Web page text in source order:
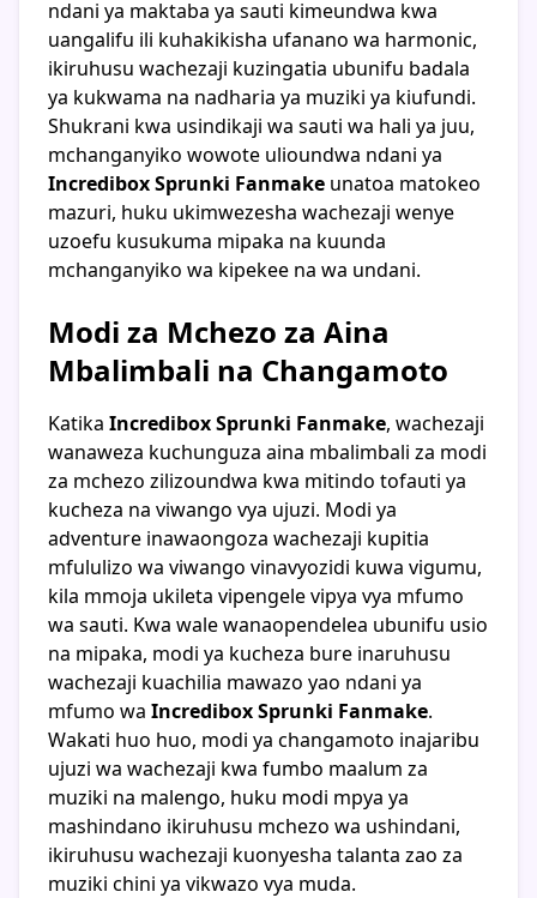
ndani ya maktaba ya sauti kimeundwa kwa
uangalifu ili kuhakikisha ufanano wa harmonic,
ikiruhusu wachezaji kuzingatia ubunifu badala
ya kukwama na nadharia ya muziki ya kiufundi.
Shukrani kwa usindikaji wa sauti wa hali ya juu,
mchanganyiko wowote ulioundwa ndani ya
Incredibox Sprunki Fanmake unatoa matokeo
mazuri, huku ukimwezesha wachezaji wenye
uzoefu kusukuma mipaka na kuunda
mchanganyiko wa kipekee na wa undani.
Modi za Mchezo za Aina
Mbalimbali na Changamoto
Katika Incredibox Sprunki Fanmake, wachezaji
wanaweza kuchunguza aina mbalimbali za modi
za mchezo zilizoundwa kwa mitindo tofauti ya
kucheza na viwango vya ujuzi. Modi ya
adventure inawaongoza wachezaji kupitia
mfululizo wa viwango vinavyozidi kuwa vigumu,
kila mmoja ukileta vipengele vipya vya mfumo
wa sauti. Kwa wale wanaopendelea ubunifu usio
na mipaka, modi ya kucheza bure inaruhusu
wachezaji kuachilia mawazo yao ndani ya
mfumo wa Incredibox Sprunki Fanmake.
Wakati huo huo, modi ya changamoto inajaribu
ujuzi wa wachezaji kwa fumbo maalum za
muziki na malengo, huku modi mpya ya
mashindano ikiruhusu mchezo wa ushindani,
ikiruhusu wachezaji kuonyesha talanta zao za
muziki chini ya vikwazo vya muda.